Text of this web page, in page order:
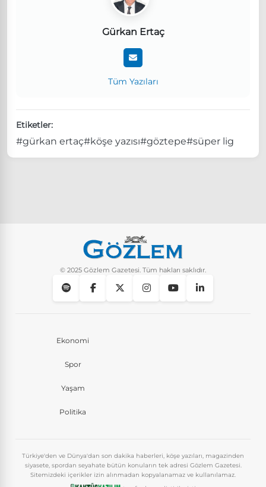
Gürkan Ertaç
Tüm Yazıları
Etiketler:
#gürkan ertaç#köşe yazısı#göztepe#süper lig
© 2025 Gözlem Gazetesi. Tüm hakları saklıdır.
Ekonomi
Spor
Yaşam
Politika
Türkiye'den ve Dünya'dan son dakika haberleri, köşe yazıları, magazinden
siyasete, spordan seyahate bütün konuların tek adresi Gözlem Gazetesi.
Sitemizdeki içerikler izin alınmadan kopyalanamaz ve kullanılamaz.